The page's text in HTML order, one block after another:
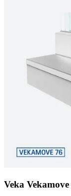
Veka Vekamove